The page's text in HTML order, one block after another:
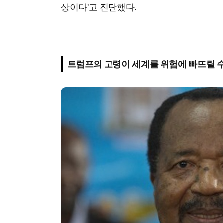
상이다'고 진단했다.
트럼프의 고령이 세계를 위험에 빠뜨릴